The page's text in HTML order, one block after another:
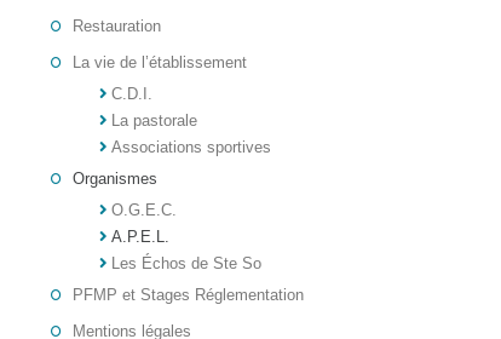
Restauration
La vie de l’établissement
C.D.I.
La pastorale
Associations sportives
Organismes
O.G.E.C.
A.P.E.L.
Les Échos de Ste So
PFMP et Stages Réglementation
Mentions légales